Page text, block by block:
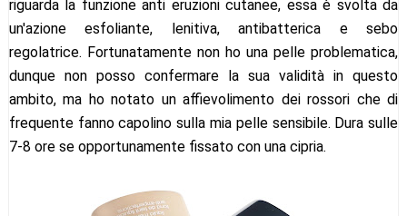
riguarda la funzione anti eruzioni cutanee, essa è svolta da
un'azione esfoliante, lenitiva, antibatterica e sebo
regolatrice. Fortunatamente non ho una pelle problematica,
dunque non posso confermare la sua validità in questo
ambito, ma ho notato un affievolimento dei rossori che di
frequente fanno capolino sulla mia pelle sensibile. Dura sulle
7-8 ore se opportunamente fissato con una cipria.